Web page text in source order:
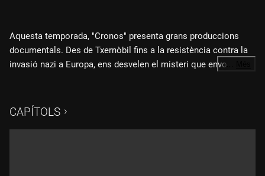
Aquesta temporada, "Cronos" presenta grans produccions
documentals. Des de Txernòbil fins a la resistència contra la
invasió nazi a Europa, ens desvelen el misteri que envolta
esdeveniments.
…
CAPÍTOLS